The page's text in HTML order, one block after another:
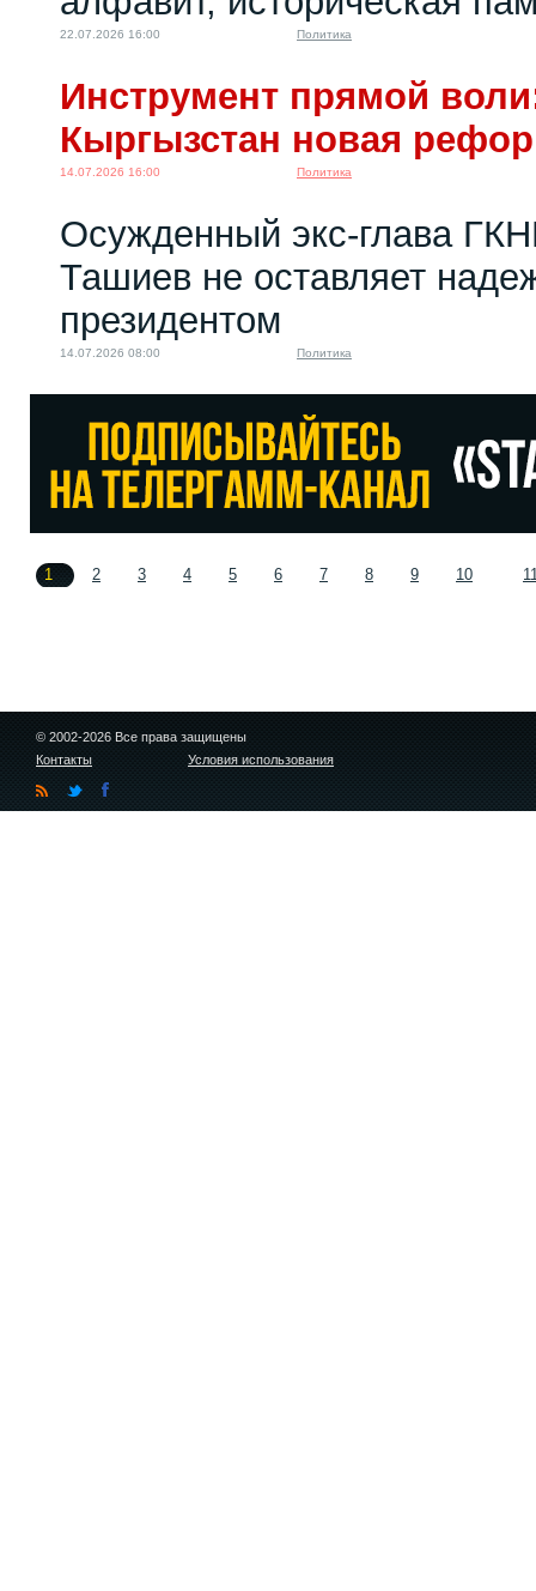
22.07.2026 16:00 Политика
Инструмент прямой
Кыргызстан новая
14.07.2026 16:00 Политика
Осужденный экс-глава
Ташиев не оставляет
президентом
14.07.2026 08:00 Политика
1 2 3 4 5 6 7 8 9 10
© 2002-2026 Все права защищены
Контакты
Условия использования